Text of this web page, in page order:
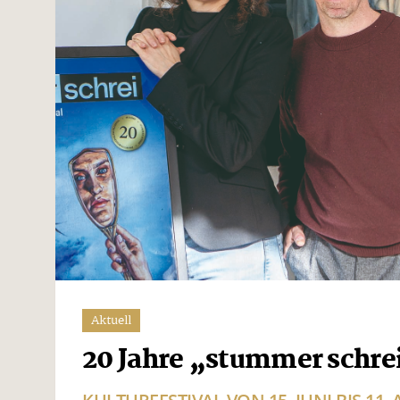
Aktuell
20 Jahre „stummer